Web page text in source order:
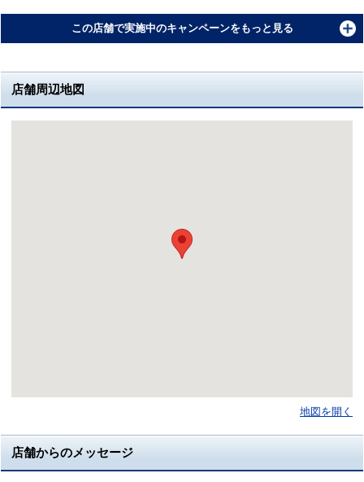
この店舗で実施中のキャンペーンをもっと見る
店舗周辺地図
地図を開く
店舗からのメッセージ